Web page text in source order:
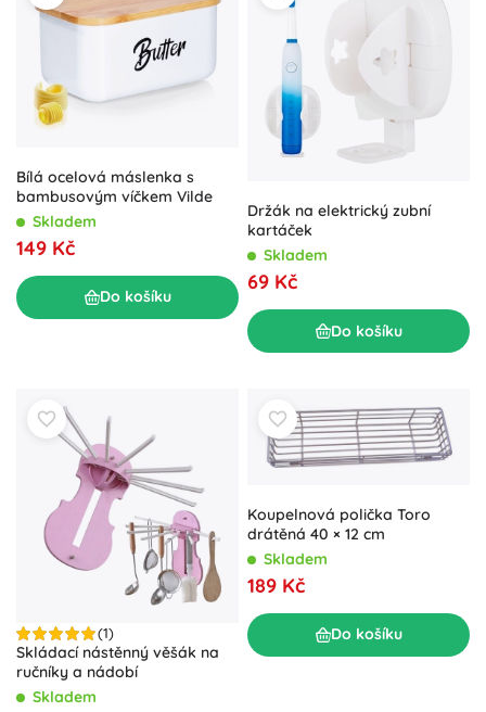
Bílá ocelová máslenka s
bambusovým víčkem Vilde
Skladem
149 Kč
Do košíku
Držák na elektrický zubní
kartáček
Skladem
69 Kč
Do košíku
(1)
Skládací nástěnný věšák na
ručníky a nádobí
Skladem
Koupelnová polička Toro
drátěná 40 × 12 cm
Skladem
189 Kč
Do košíku